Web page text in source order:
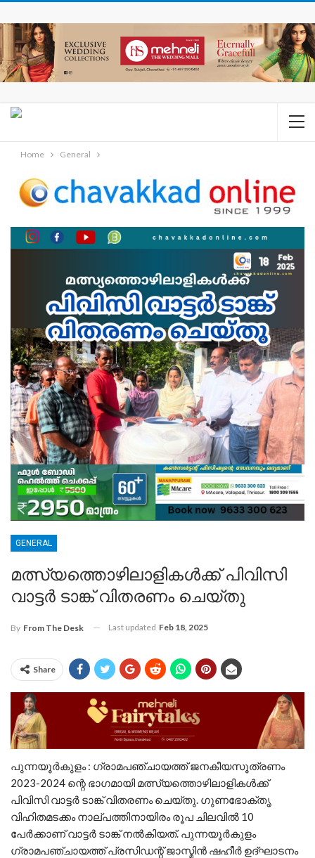
Home General
GENERAL
മത്സ്യത്തൊഴിലാളികൾക്ക് പിവിസി
വാട്ടർ ടാങ്ക് വിതരണം ചെയ്തു
By From The Desk Last updated Feb 18, 2025
Share
പുന്നയൂർകുളം : ഗ്രാമപഞ്ചായത്ത് ജനകീയസൂത്രണം
2023-2024 ന്റെ ഭാഗമായി മത്സ്യത്തൊഴിലാളികൾക്ക്
പിവിസി വാട്ടർ ടാങ്ക് വിതരണം ചെയ്തു. ഗുണഭോക്തൃ
വിഹിതമടക്കം നാല്പത്തിനായിരം രൂപ ചിലവിൽ 10
പേർക്കാണ് വാട്ടർ ടാങ്ക് നൽകിയത്. പുന്നയൂർകുളം
ഗ്രാമപഞ്ചായത്ത് പ്രസിഡന്റ്‌ ജാസ്മിൻ ഷഹീർ ഉദ്ഘാടനം